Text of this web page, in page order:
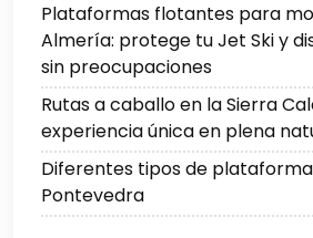
Plataformas flotantes para
Almería: protege tu Jet Ski y
sin preocupaciones
Rutas a caballo en la Sierra
experiencia única en plena
Diferentes tipos de
Pontevedra